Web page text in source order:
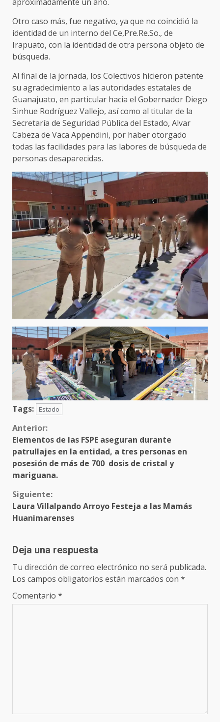
Otro caso más, fue negativo, ya que no coincidió la
identidad de un interno del Ce,Pre.Re.So., de
Irapuato, con la identidad de otra persona objeto de
búsqueda.
Al final de la jornada, los Colectivos hicieron patente
su agradecimiento a las autoridades estatales de
Guanajuato, en particular hacia el Gobernador Diego
Sinhue Rodríguez Vallejo, así como al titular de la
Secretaría de Seguridad Pública del Estado, Alvar
Cabeza de Vaca Appendini, por haber otorgado
todas las facilidades para las labores de búsqueda de
personas desaparecidas.
Tags: Estado
Sigue
leyendo
Anterior:
Elementos de las FSPE aseguran durante
patrullajes en la entidad, a tres personas en
posesión de más de 700 dosis de cristal y
mariguana.
Siguiente:
Laura Villalpando Arroyo Festeja a las Mamás
Huanimarenses
Deja una respuesta
Tu dirección de correo electrónico no será publicada.
Los campos obligatorios están marcados con *
Comentario *